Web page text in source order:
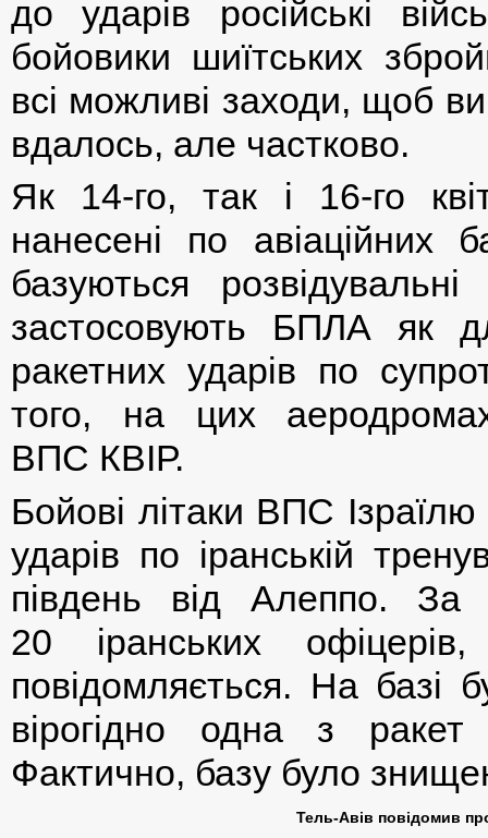
до ударів російські
бойовики шиїтських
всі можливі заходи, щоб
вдалось, але частково.
Як 14-го, так і 16-го
нанесені по
базуються
застосовують БПЛА як
ракетних ударів по
того, на цих
ВПС КВІР.
Бойові літаки ВПС
ударів по іранській
південь від Алеппо. За
20 іранських
повідомляється. На базі
вірогідно одна з
Фактично, базу було
Тель-Авів повідомив